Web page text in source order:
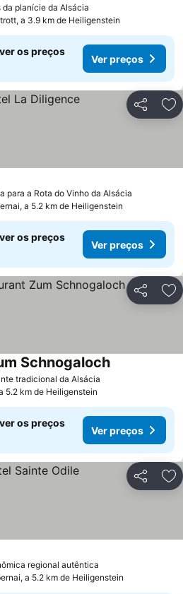
planície da Alsácia
a 3.9 km de Heiligenstein
os preços
Ver preços
Partilhar
para a Rota do Vinho da Alsácia
a 5.2 km de Heiligenstein
os preços
Ver preços
Partilhar
tradicional da Alsácia
Schnogaloch
5.2 km de Heiligenstein
os preços
Ver preços
Partilhar
regional autêntica
a 5.2 km de Heiligenstein